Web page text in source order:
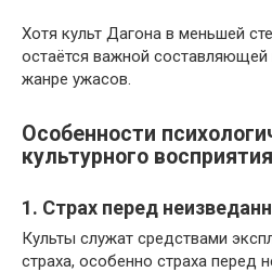
Хотя культ Дагона в меньшей
остаётся важной составляющей
жанре ужасов.
Особенности
культурного восприятия
1. Страх перед
Культы служат средствами
страха, особенно страха перед